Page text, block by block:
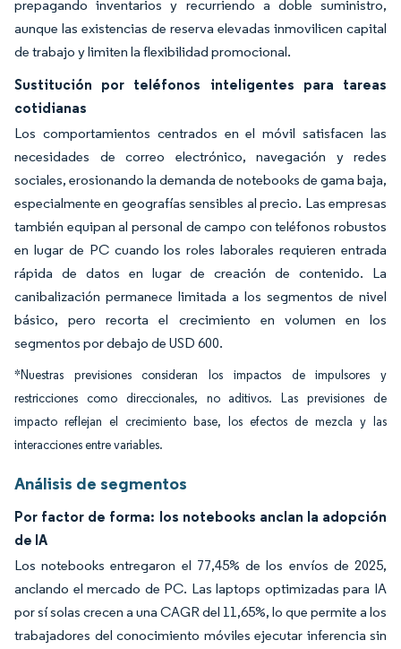
prepagando inventarios y recurriendo a doble suministro,
aunque las existencias de reserva elevadas inmovilicen capital
de trabajo y limiten la flexibilidad promocional.
Sustitución por teléfonos inteligentes para tareas
cotidianas
Los comportamientos centrados en el móvil satisfacen las
necesidades de correo electrónico, navegación y redes
sociales, erosionando la demanda de notebooks de gama baja,
especialmente en geografías sensibles al precio. Las empresas
también equipan al personal de campo con teléfonos robustos
en lugar de PC cuando los roles laborales requieren entrada
rápida de datos en lugar de creación de contenido. La
canibalización permanece limitada a los segmentos de nivel
básico, pero recorta el crecimiento en volumen en los
segmentos por debajo de USD 600.
*Nuestras previsiones consideran los impactos de impulsores y
restricciones como direccionales, no aditivos. Las previsiones de
impacto reflejan el crecimiento base, los efectos de mezcla y las
interacciones entre variables.
Análisis de segmentos
Por factor de forma: los notebooks anclan la adopción
de IA
Los notebooks entregaron el 77,45% de los envíos de 2025,
anclando el mercado de PC. Las laptops optimizadas para IA
por sí solas crecen a una CAGR del 11,65%, lo que permite a los
trabajadores del conocimiento móviles ejecutar inferencia sin